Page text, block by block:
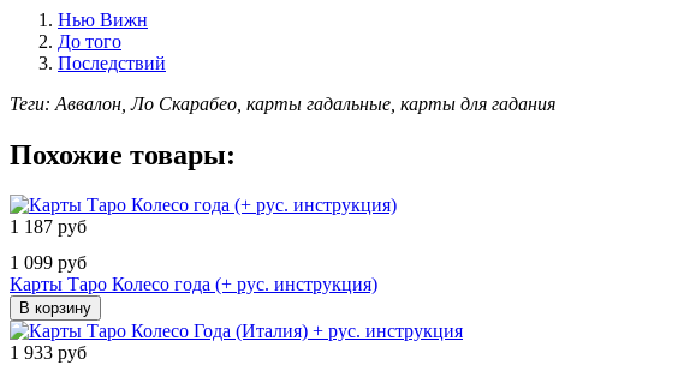
Нью Вижн
До того
Последствий
Теги: Аввалон, Ло Скарабео, карты гадальные, карты для гадания
Похожие товары:
1 187 руб
1 099 руб
Карты Таро Колесо года (+ рус. инструкция)
В корзину
1 933 руб